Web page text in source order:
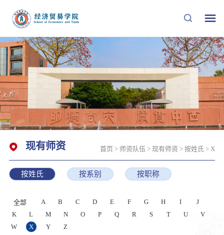
现有师资 首页 > 师资队伍 >现有师资 >按姓氏 >X
按姓氏 按系别 按职称
全部 A B C D E F G H I
J
K
L M N O P Q R S T U
V
W
X Y Z